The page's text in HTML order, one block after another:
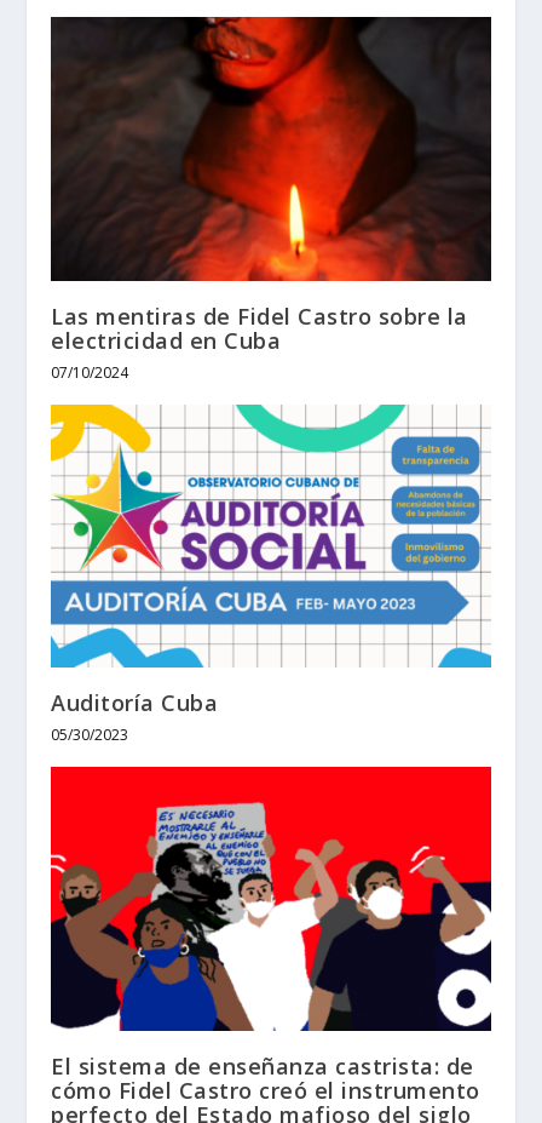
Las mentiras de Fidel Castro sobre la
electricidad en Cuba
07/10/2024
Auditoría Cuba
05/30/2023
El sistema de enseñanza castrista: de
cómo Fidel Castro creó el instrumento
perfecto del Estado mafioso del siglo